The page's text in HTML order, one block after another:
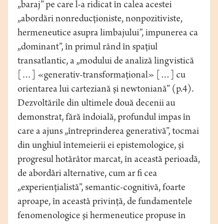
„baraj” pe care l-a ridicat în calea acestei
„abordări nonreducţioniste, nonpozitiviste,
hermeneutice asupra limbajului”, impunerea ca
„dominant”, în primul rând în spaţiul
transatlantic, a „modului de analiză lingvistică
[…] «generativ-transformaţional» […] cu
orientarea lui carteziană şi newtoniană” (p.4).
Dezvoltările din ultimele două decenii au
demonstrat, fără îndoială, profundul impas în
care a ajuns „întreprinderea generativă”, tocmai
din unghiul întemeierii ei epistemologice, şi
progresul hotărâtor marcat, în această perioadă,
de abordări alternative, cum ar fi cea
„experienţialistă”, semantic-cognitivă, foarte
aproape, în această privinţă, de fundamentele
fenomenologice şi hermeneutice propuse în